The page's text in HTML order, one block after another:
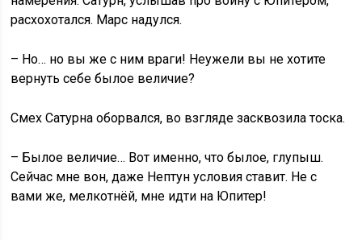
расхохотался. Марс надулся.
– Но… но вы же с ним враги! Неужели вы не хотите
вернуть себе былое величие?
Смех Сатурна оборвался, во взгляде засквозила тоска.
– Былое величие… Вот именно, что былое, глупыш.
Сейчас мне вон, даже Нептун условия ставит. Не с
вами же, мелкотнёй, мне идти на Юпитер!